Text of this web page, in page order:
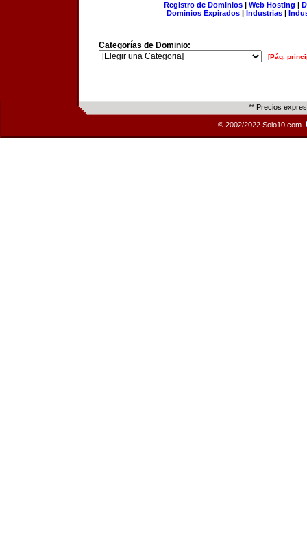
Registro de Dominios| Web Hosting |
Dominios Expirados | Industrias |
Categorías de Dominio:
[Pág.
** Precios
© 2002/2022 Solo10.com